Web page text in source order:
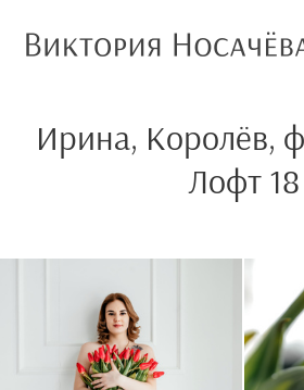
Ирина, Королёв,
Лофт 18